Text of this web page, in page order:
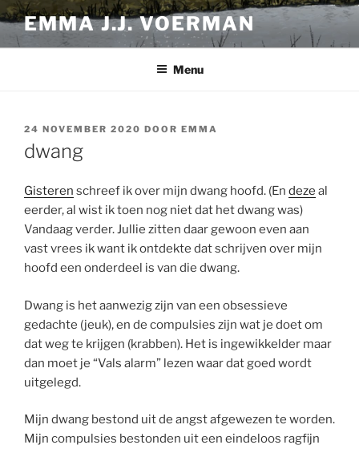
Ga
naar
de
EMMA J.J. VOERMAN
Menu
GEPLAATST
OP
24 NOVEMBER 2020 DOOR EMMA
dwang
Gisteren schreef ik over mijn dwang hoofd. (En deze al
eerder, al wist ik toen nog niet dat het dwang was)
Vandaag verder. Jullie zitten daar gewoon even aan
vast vrees ik want ik ontdekte dat schrijven over mijn
hoofd een onderdeel is van die dwang.
Dwang is het aanwezig zijn van een obsessieve
gedachte (jeuk), en de compulsies zijn wat je doet om
dat weg te krijgen (krabben). Het is ingewikkelder maar
dan moet je “Vals alarm” lezen waar dat goed wordt
uitgelegd.
Mijn dwang bestond uit de angst afgewezen te worden.
Mijn compulsies bestonden uit een eindeloos ragfijn